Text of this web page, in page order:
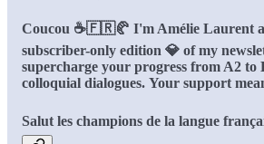
Coucou ☕️🇫🇷🥐 I'm Amélie Laurent
subscriber-only edition 💎 of my
supercharge your progress from A2 to
colloquial dialogues. Your support
Salut les champions de la langue